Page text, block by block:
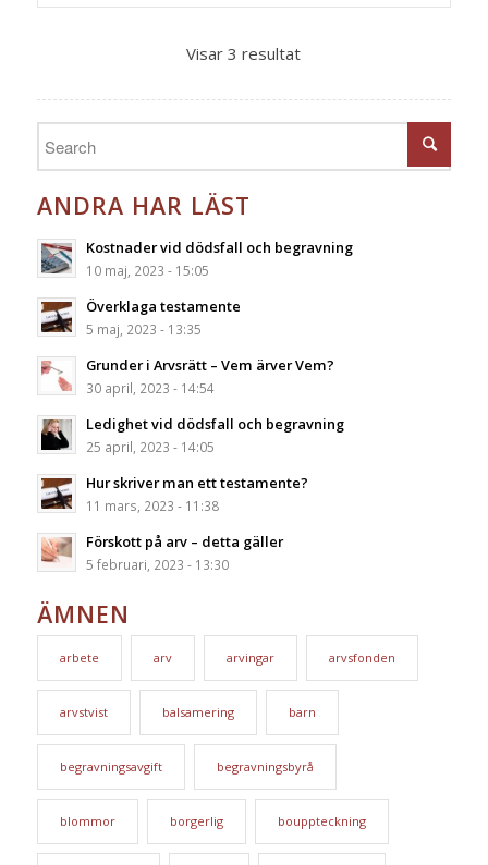
Visar 3 resultat
ANDRA HAR LÄST
Kostnader vid dödsfall och begravning
10 maj, 2023 - 15:05
Överklaga testamente
5 maj, 2023 - 13:35
Grunder i Arvsrätt – Vem ärver Vem?
30 april, 2023 - 14:54
Ledighet vid dödsfall och begravning
25 april, 2023 - 14:05
Hur skriver man ett testamente?
11 mars, 2023 - 11:38
Förskott på arv – detta gäller
5 februari, 2023 - 13:30
ÄMNEN
arbete arv arvingar arvsfonden
arvstvist balsamering barn
begravningsavgift begravningsbyrå
blommor borgerlig bouppteckning